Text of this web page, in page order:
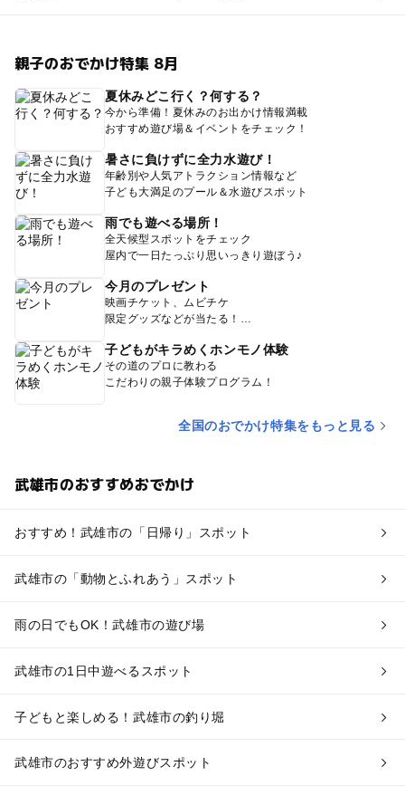
親子のおでかけ特集 8月
夏休みどこ行く？何する？
今から準備！夏休みのお出かけ情報満載
おすすめ遊び場＆イベントをチェック！
暑さに負けずに全力水遊び！
年齢別や人気アトラクション情報など
子ども大満足のプール＆水遊びスポット
雨でも遊べる場所！
全天候型スポットをチェック
屋内で一日たっぷり思いっきり遊ぼう♪
今月のプレゼント
映画チケット、ムビチケ
限定グッズなどが当たる！
子どもがキラめくホンモノ体験
その道のプロに教わる
こだわりの親子体験プログラム！
全国のおでかけ特集をもっと見る
武雄市のおすすめおでかけ
おすすめ！武雄市の「日帰り」スポット
武雄市の「動物とふれあう」スポット
雨の日でもOK！武雄市の遊び場
武雄市の1日中遊べるスポット
子どもと楽しめる！武雄市の釣り堀
武雄市のおすすめ外遊びスポット